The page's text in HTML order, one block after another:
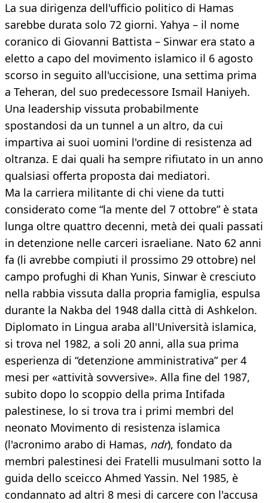
La sua dirigenza dell'ufficio politico di Hamas
sarebbe durata solo 72 giorni. Yahya – il nome
coranico di Giovanni Battista – Sinwar era stato a
eletto a capo del movimento islamico il 6 agosto
scorso in seguito all'uccisione, una settima prima
a Teheran, del suo predecessore Ismail Haniyeh.
Una leadership vissuta probabilmente
spostandosi da un tunnel a un altro, da cui
impartiva ai suoi uomini l'ordine di resistenza ad
oltranza. E dai quali ha sempre rifiutato in un anno
qualsiasi offerta proposta dai mediatori.
Ma la carriera militante di chi viene da tutti
considerato come “la mente del 7 ottobre” è stata
lunga oltre quattro decenni, metà dei quali passati
in detenzione nelle carceri israeliane. Nato 62 anni
fa (li avrebbe compiuti il prossimo 29 ottobre) nel
campo profughi di Khan Yunis, Sinwar è cresciuto
nella rabbia vissuta dalla propria famiglia, espulsa
durante la Nakba del 1948 dalla città di Ashkelon.
Diplomato in Lingua araba all'Università islamica,
si trova nel 1982, a soli 20 anni, alla sua prima
esperienza di “detenzione amministrativa” per 4
mesi per «attività sovversive». Alla fine del 1987,
subito dopo lo scoppio della prima Intifada
palestinese, lo si trova tra i primi membri del
neonato Movimento di resistenza islamica
(l'acronimo arabo di Hamas, ndr), fondato da
membri palestinesi dei Fratelli musulmani sotto la
guida dello sceicco Ahmed Yassin. Nel 1985, è
condannato ad altri 8 mesi di carcere con l'accusa